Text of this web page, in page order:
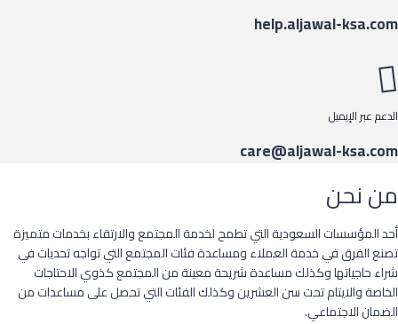
help.aljawal-ksa.com
الدعم عبر الإيميل
care@aljawal-ksa.com
من نحن
أحد المؤسسات السعودية التي تطمح لخدمة المجتمع والارتقاء بخدمات متميزة
تصنع الفرق في خدمة العملاء ومساعدة فئات المجتمع التي تواجه تحديات في
شراء حاجياتها وكذلك مساعدة شريحة معينة من المجتمع كذوي الاحتاجات
الخاصة والايتام تحت سن العشرين وكذلك الفئات التي تحصل على مساعدات من
الضمان الاجتماعي.